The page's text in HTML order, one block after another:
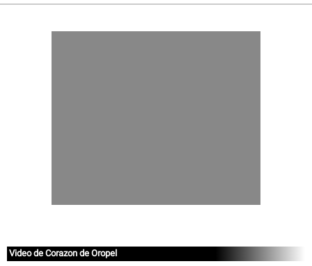
Video de Corazon de Oropel